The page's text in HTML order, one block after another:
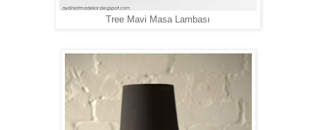
Tree Mavi Masa Lambası